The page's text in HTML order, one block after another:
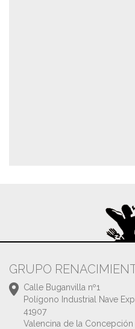
GRUPO
Calle Buganvilla nº1
Polígono Industrial Nave
41907
Valencina de la Concepción